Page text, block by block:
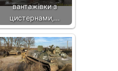
вантажівки з
цистернами,…